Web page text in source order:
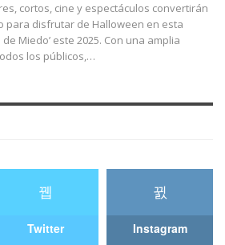
cortos, cine y espectáculos convertirán
para disfrutar de Halloween en esta
Miedo’ este 2025. Con una amplia
los públicos,…
Twitter Instagram